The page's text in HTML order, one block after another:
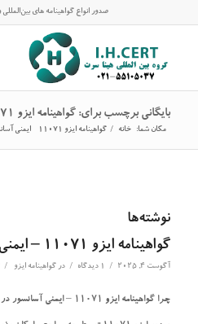
صدور انواع گواهینامه های
بایگانی برچسب برای: گواهینامه ایزو 11071 – ایمنی آسانسور در جهان
مکان شما: خانه / گواهینامه ایزو 11071 - ایمنی آسانسور در جهان...
نوشته‌ها
گواهینامه ایزو 11071 – ایمنی آسانسور در جهان
آگوست 4, 2025 / 1 دیدگاه / در گواهینامه ایزو /
چرا گواهینامه ایزو 11071 – ایمنی آسانسور در جهان مهم است؟